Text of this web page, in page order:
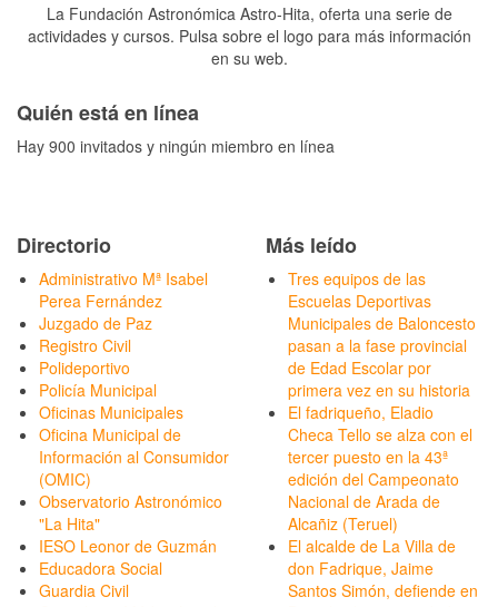
La Fundación Astronómica Astro-Hita, oferta una serie de
actividades y cursos. Pulsa sobre el logo para más información
en su web.
Quién está en línea
Hay 900 invitados y ningún miembro en línea
Directorio
Administrativo Mª Isabel
Perea Fernández
Juzgado de Paz
Registro Civil
Polideportivo
Policía Municipal
Oficinas Municipales
Oficina Municipal de
Información al Consumidor
(OMIC)
Observatorio Astronómico
"La Hita"
IESO Leonor de Guzmán
Educadora Social
Guardia Civil
Más leído
Tres equipos de las
Escuelas Deportivas
Municipales de Baloncesto
pasan a la fase provincial
de Edad Escolar por
primera vez en su historia
El fadriqueño, Eladio
Checa Tello se alza con el
tercer puesto en la 43ª
edición del Campeonato
Nacional de Arada de
Alcañiz (Teruel)
El alcalde de La Villa de
don Fadrique, Jaime
Santos Simón, defiende en